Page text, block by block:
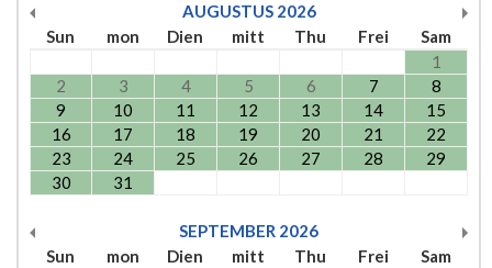
AUGUSTUS 2026
Sun
mon Dien mitt Thu Frei
Sam
1
2
3 4 5 6 7
8
9
10 11 12 13 14
15
16
17 18 19 20 21
22
23
24 25 26 27 28
29
30
31
SEPTEMBER 2026
Sun
mon Dien mitt Thu Frei
Sam